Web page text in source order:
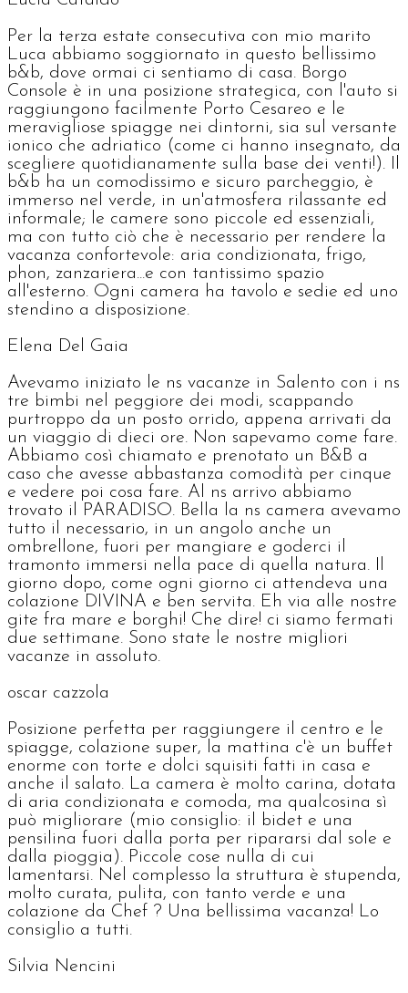
Per la terza estate consecutiva con mio marito
Luca abbiamo soggiornato in questo bellissimo
b&b, dove ormai ci sentiamo di casa. Borgo
Console è in una posizione strategica, con l'auto si
raggiungono facilmente Porto Cesareo e le
meravigliose spiagge nei dintorni, sia sul versante
ionico che adriatico (come ci hanno insegnato, da
scegliere quotidianamente sulla base dei venti!). Il
b&b ha un comodissimo e sicuro parcheggio, è
immerso nel verde, in un'atmosfera rilassante ed
informale; le camere sono piccole ed essenziali,
ma con tutto ciò che è necessario per rendere la
vacanza confortevole: aria condizionata, frigo,
phon, zanzariera...e con tantissimo spazio
all'esterno. Ogni camera ha tavolo e sedie ed uno
stendino a disposizione.
Elena Del Gaia
Avevamo iniziato le ns vacanze in Salento con i ns
tre bimbi nel peggiore dei modi, scappando
purtroppo da un posto orrido, appena arrivati da
un viaggio di dieci ore. Non sapevamo come fare.
Abbiamo così chiamato e prenotato un B&B a
caso che avesse abbastanza comodità per cinque
e vedere poi cosa fare. Al ns arrivo abbiamo
trovato il PARADISO. Bella la ns camera avevamo
tutto il necessario, in un angolo anche un
ombrellone, fuori per mangiare e goderci il
tramonto immersi nella pace di quella natura. Il
giorno dopo, come ogni giorno ci attendeva una
colazione DIVINA e ben servita. Eh via alle nostre
gite fra mare e borghi! Che dire! ci siamo fermati
due settimane. Sono state le nostre migliori
vacanze in assoluto.
oscar cazzola
Posizione perfetta per raggiungere il centro e le
spiagge, colazione super, la mattina c'è un buffet
enorme con torte e dolci squisiti fatti in casa e
anche il salato. La camera è molto carina, dotata
di aria condizionata e comoda, ma qualcosina sì
può migliorare (mio consiglio: il bidet e una
pensilina fuori dalla porta per ripararsi dal sole e
dalla pioggia). Piccole cose nulla di cui
lamentarsi. Nel complesso la struttura è stupenda,
molto curata, pulita, con tanto verde e una
colazione da Chef ? Una bellissima vacanza! Lo
consiglio a tutti.
Silvia Nencini